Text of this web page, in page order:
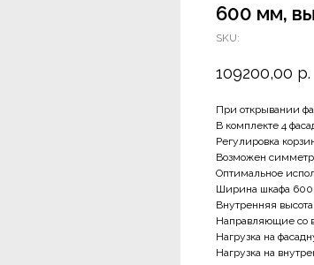
600 мм,
SKU:
109200,00 р.
При открывании
В комплекте 4
Регулировка
Возможен
Оптимальное
Ширина шкафа
Внутренняя
Направляющие со
Нагрузка на
Нагрузка на